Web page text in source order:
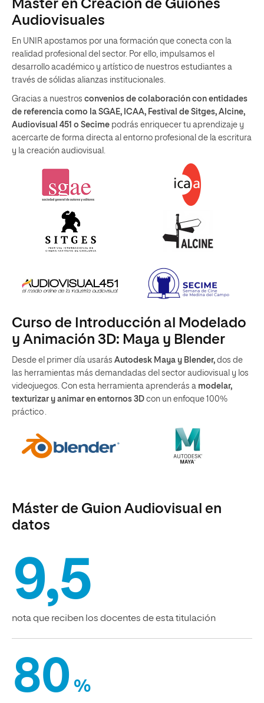
Máster en Creación de Guiones
Audiovisuales
En UNIR apostamos por una formación que conecta con la
realidad profesional del sector. Por ello, impulsamos el
desarrollo académico y artístico de nuestros estudiantes a
través de sólidas alianzas institucionales.
Gracias a nuestros convenios de colaboración con entidades
de referencia como la SGAE, ICAA, Festival de Sitges, Alcine,
Audiovisual 451 o Secime podrás enriquecer tu aprendizaje y
acercarte de forma directa al entorno profesional de la escritura
y la creación audiovisual.
Curso de Introducción al Modelado
y Animación 3D: Maya y Blender
Desde el primer día usarás Autodesk Maya y Blender, dos de
las herramientas más demandadas del sector audiovisual y los
videojuegos. Con esta herramienta aprenderás a modelar,
texturizar y animar en entornos 3D con un enfoque 100%
práctico .
Máster de Guion Audiovisual en
datos
9,5
nota que reciben los docentes de esta titulación
80 %